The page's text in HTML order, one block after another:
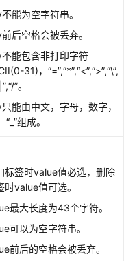
能为空字符串。
后空格会被丢弃。
能包含非打印字符
31)，“=”,“*”,“<”,“>”,“\”,
”。
能由中文，字母，数字，
“_”组成。
标签时value值必选，删除
时value值可选。
最大长度为43个字符。
可以为空字符串。
前后的空格会被丢弃。